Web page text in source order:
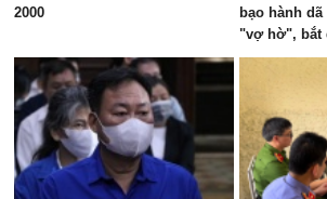
2000
bạo hành
"vợ hờ", bắt
sáng